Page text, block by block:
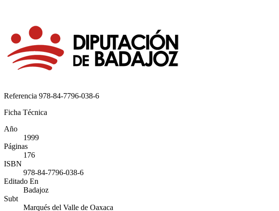
Referencia 978-84-7796-038-6
Ficha Técnica
Año
1999
Páginas
176
ISBN
978-84-7796-038-6
Editado En
Badajoz
Subt
Marqués del Valle de Oaxaca